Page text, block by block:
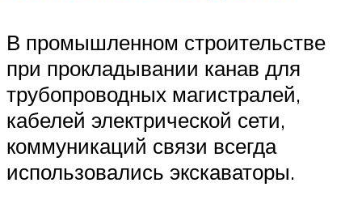
В промышленном строительстве
при прокладывании канав для
трубопроводных магистралей,
кабелей электрической сети,
коммуникаций связи всегда
использовались экскаваторы.